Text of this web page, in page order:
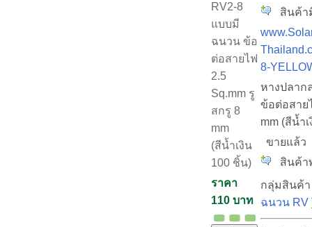
RV2-8
แบบมี
ฉนวน ข้อ
ต่อสายไฟ
2.5
Sq.mm รู
สกรู 8
mm
(สีน้ำเงิน
100 ชิ้น)
ราคา
110 บาท
สินค้า
8-
หางปลาก
ข้อต่อสาย
mm (สีน้ำ
ขายแล้
สินค้า
กลุ่มสินค้า
ฉนวน RV